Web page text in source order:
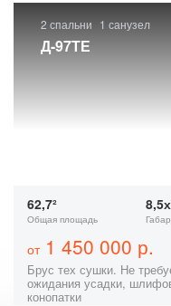
2 спальни 1 санузел
Д-97ТЕ
62,7²
Общая площадь
от1 450 000 р.
Брус тех сушки. Не
ожидания усадки,
конопатки